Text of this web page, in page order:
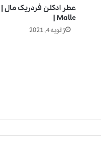
Malle |
ژانویه 4, 2021